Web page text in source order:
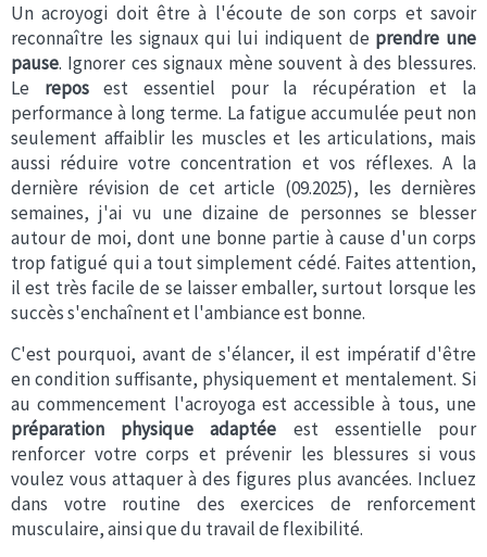
Un acroyogi doit être à l'écoute de son corps et savoir
reconnaître les signaux qui lui indiquent de prendre une
pause. Ignorer ces signaux mène souvent à des blessures.
Le reposest essentiel pour la récupération et la
performance à long terme. La fatigue accumulée peut non
seulement affaiblir les muscles et les articulations, mais
aussi réduire votre concentration et vos réflexes. A la
dernière révision de cet article (09.2025), les dernières
semaines, j'ai vu une dizaine de personnes se blesser
autour de moi, dont une bonne partie à cause d'un corps
trop fatigué qui a tout simplement cédé. Faites attention,
il est très facile de se laisser emballer, surtout lorsque les
succès s'enchaînent et l'ambiance est bonne.
C'est pourquoi, avant de s'élancer, il est impératif d'être
en condition suffisante, physiquement et mentalement. Si
au commencement l'acroyoga est accessible à tous, une
préparation physique adaptée est essentielle pour
renforcer votre corps et prévenir les blessures si vous
voulez vous attaquer à des figures plus avancées. Incluez
dans votre routine des exercices de renforcement
musculaire, ainsi que du travail de flexibilité.